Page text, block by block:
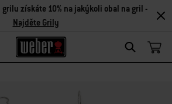
Search
získáte 10% na jakýkoli obal na gril -
Najděte Grily